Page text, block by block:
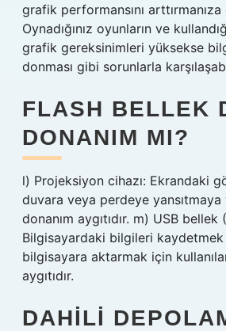
grafik performansını arttırmanıza
Oynadığınız oyunların ve
grafik gereksinimleri yüksekse
donması gibi sorunlarla
FLASH BELLEK
DONANIM MI?
l) Projeksiyon cihazı: Ekrandaki
duvara veya perdeye
donanım aygıtıdır. m) USB bellek
Bilgisayardaki bilgileri
bilgisayara aktarmak için
aygıtıdır.
DAHILI